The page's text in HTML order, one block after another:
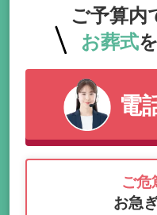
ご予算内
お葬式
電
ご危
お急